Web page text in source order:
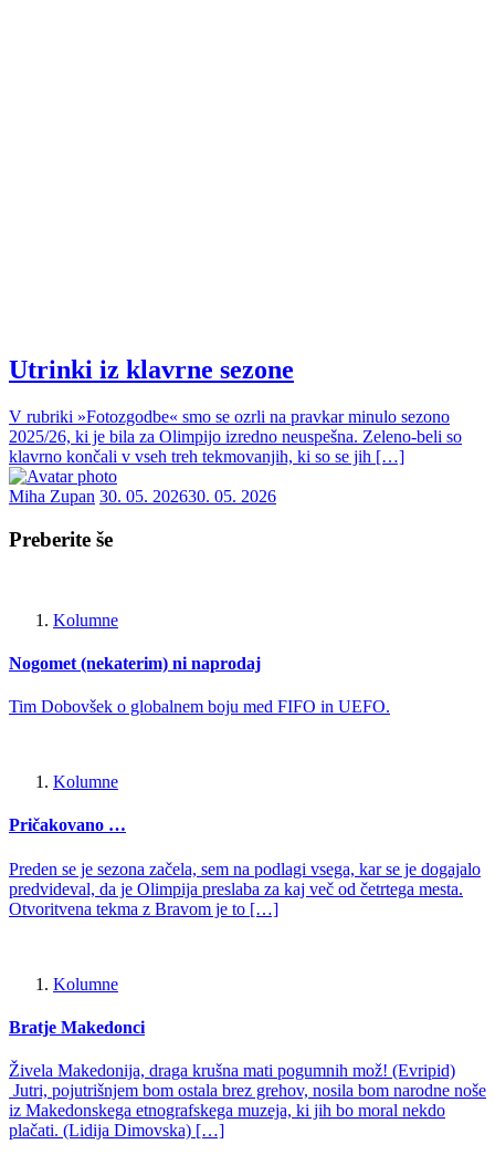
Utrinki iz klavrne sezone
V rubriki »Fotozgodbe« smo se ozrli na pravkar minulo sezono
2025/26, ki je bila za Olimpijo izredno neuspešna. Zeleno-beli so
klavrno končali v vseh treh tekmovanjih, ki so se jih […]
Miha Zupan 30. 05. 202630. 05. 2026
Preberite še
Kolumne
Nogomet (nekaterim) ni naprodaj
Tim Dobovšek o globalnem boju med FIFO in UEFO.
Kolumne
Pričakovano …
Preden se je sezona začela, sem na podlagi vsega, kar se je dogajalo
predvideval, da je Olimpija preslaba za kaj več od četrtega mesta.
Otvoritvena tekma z Bravom je to […]
Kolumne
Bratje Makedonci
Živela Makedonija, draga krušna mati pogumnih mož! (Evripid)
Jutri, pojutrišnjem bom ostala brez grehov, nosila bom narodne noše
iz Makedonskega etnografskega muzeja, ki jih bo moral nekdo
plačati. (Lidija Dimovska) […]